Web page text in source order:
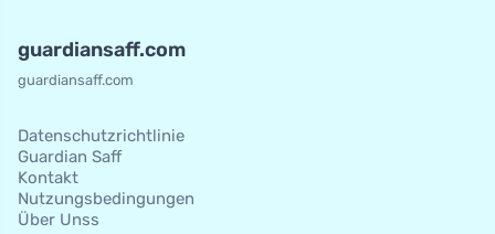
guardiansaff.com
guardiansaff.com
Datenschutzrichtlinie
Guardian Saff
Kontakt
Nutzungsbedingungen
Über Unss